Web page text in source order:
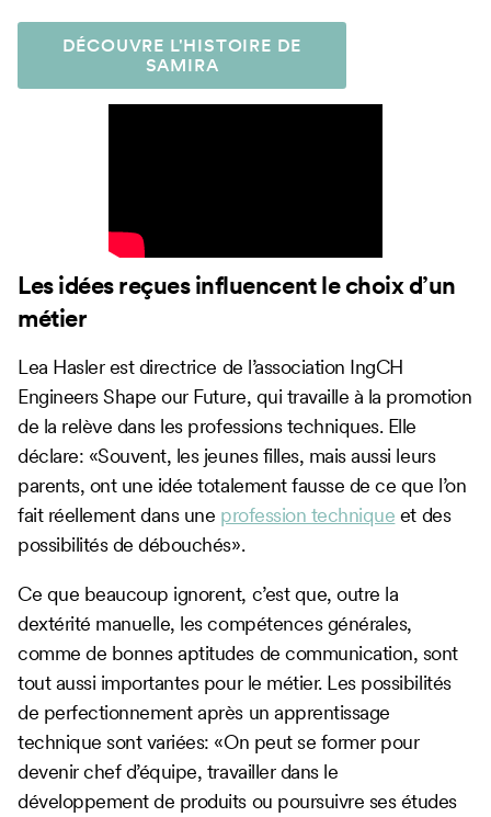
DÉCOUVRE L'HISTOIRE DE
SAMIRA
Les idées reçues influencent le choix d’un
métier
Lea Hasler est directrice de l’association IngCH
Engineers Shape our Future, qui travaille à la promotion
de la relève dans les professions techniques. Elle
déclare: «Souvent, les jeunes filles, mais aussi leurs
parents, ont une idée totalement fausse de ce que l’on
fait réellement dans une profession technique et des
possibilités de débouchés».
Ce que beaucoup ignorent, c’est que, outre la
dextérité manuelle, les compétences générales,
comme de bonnes aptitudes de communication, sont
tout aussi importantes pour le métier. Les possibilités
de perfectionnement après un apprentissage
technique sont variées: «On peut se former pour
devenir chef d’équipe, travailler dans le
développement de produits ou poursuivre ses études